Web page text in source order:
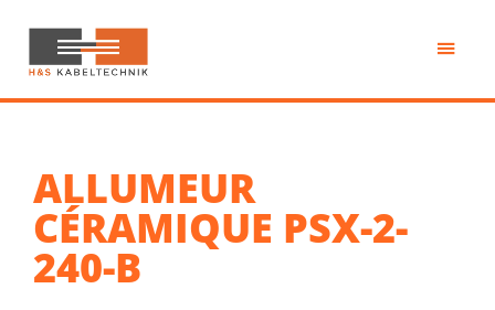
contenu
principal
H&S
Kabeltechnik
ALLUMEUR
CÉRAMIQUE PSX-2-
240-B